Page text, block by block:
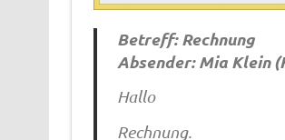
Betreff: Rechnung
Absender: Mia Klein (
Hallo
Rechnung.